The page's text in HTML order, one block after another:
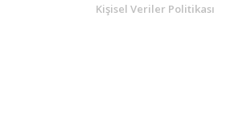
Kişisel Veriler Politikası